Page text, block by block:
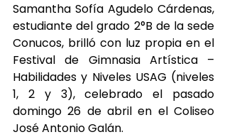
Samantha Sofía Agudelo Cárdenas,
estudiante del grado 2°B de la sede
Conucos, brilló con luz propia en el
Festival de Gimnasia Artística –
Habilidades y Niveles USAG (niveles
1, 2 y 3), celebrado el pasado
domingo 26 de abril en el Coliseo
José Antonio Galán.